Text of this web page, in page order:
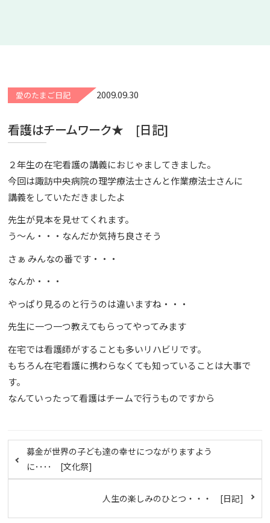
愛のたまご日記 2009.09.30
看護はチームワーク★ [日記]
２年生の在宅看護の講義におじゃましてきました。
今回は諏訪中央病院の理学療法士さんと作業療法士さんに
講義をしていただきましたよ
先生が見本を見せてくれます。
う～ん・・・なんだか気持ち良さそう
さぁ みんなの番です・・・
なんか・・・
やっぱり見るのと行うのは違いますね・・・
先生に一つ一つ教えてもらってやってみます
在宅では看護師がすることも多いリハビリです。
もちろん在宅看護に携わらなくても知っていることは大事で
す。
なんていったって看護はチームで行うものですから
募金が世界の子ども達の幸せにつながりますよう
に････ [文化祭]
人生の楽しみのひとつ・・・ [日記]